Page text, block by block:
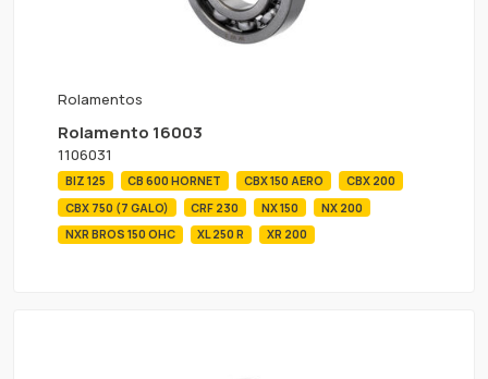
Rolamentos
Rolamento 16003
1106031
BIZ 125 CB 600 HORNET CBX 150 AERO
CBX 200
CBX 750 (7 GALO)
CRF 230 NX 150
NX 200
NXR BROS 150 OHC
XL 250 R XR 200